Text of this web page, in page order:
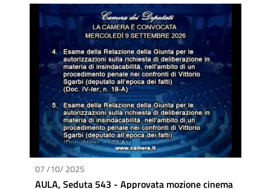
07 /10/ 2025
AULA, Seduta 543 - Approvata mozione cinema